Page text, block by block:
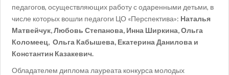
педагогов, осуществляющих работу с одаренными детьми, в
числе которых вошли педагоги ЦО «Перспектива»: Наталья
Матвейчук, Любовь Степанова, Инна Ширкина, Ольга
Коломеец, Ольга Кабышева, Екатерина Данилова и
Константин Казакевич.
Обладателем диплома лауреата конкурса молодых